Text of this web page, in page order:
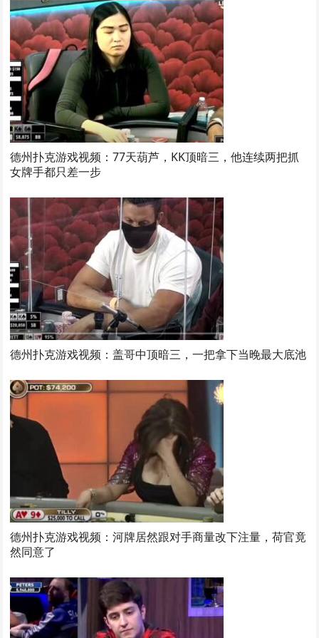
德州扑克游戏视频：77天葫芦，KK顶暗三，他连续两把抓
女牌手都只差一步
德州扑克游戏视频：盖哥中顶暗三，一把拿下当晚最大底池
德州扑克游戏视频：河牌居然跟对手商量改下注量，荷官竟
然同意了